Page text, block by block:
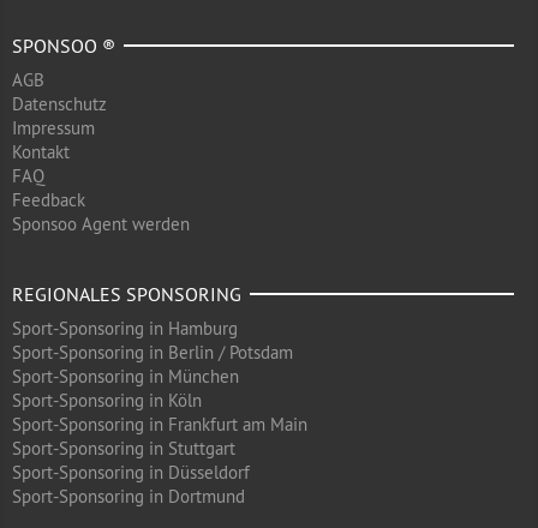
SPONSOO ®
AGB
Datenschutz
Impressum
Kontakt
FAQ
Feedback
Sponsoo Agent werden
REGIONALES SPONSORING
Sport-Sponsoring in Hamburg
Sport-Sponsoring in Berlin / Potsdam
Sport-Sponsoring in München
Sport-Sponsoring in Köln
Sport-Sponsoring in Frankfurt am Main
Sport-Sponsoring in Stuttgart
Sport-Sponsoring in Düsseldorf
Sport-Sponsoring in Dortmund